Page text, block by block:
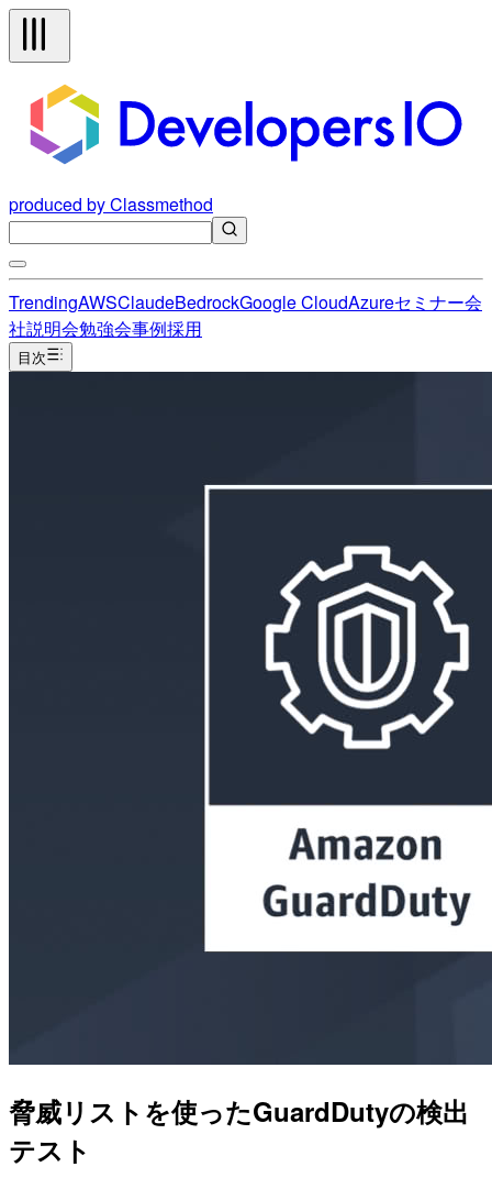
produced by Classmethod
TrendingAWSClaudeBedrockGoogle CloudAzureセミナー会
社説明会勉強会事例採用
目次
脅威リストを使ったGuardDutyの検出
テスト